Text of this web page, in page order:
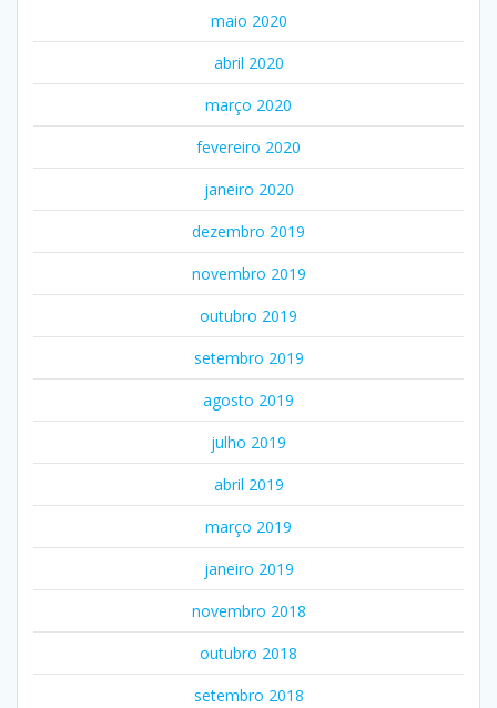
maio 2020
abril 2020
março 2020
fevereiro 2020
janeiro 2020
dezembro 2019
novembro 2019
outubro 2019
setembro 2019
agosto 2019
julho 2019
abril 2019
março 2019
janeiro 2019
novembro 2018
outubro 2018
setembro 2018